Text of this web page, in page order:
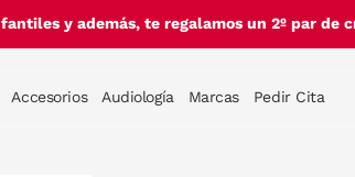
y además, te regalamos un 2º par de
Accesorios Audiología Marcas Pedir Cita